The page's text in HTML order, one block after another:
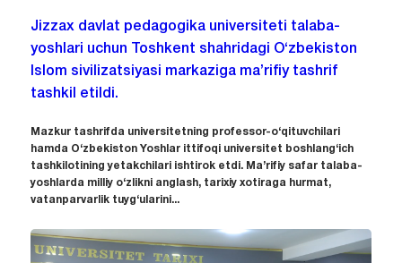
Jizzax davlat pedagogika universiteti talaba-
yoshlari uchun Toshkent shahridagi O‘zbekiston
Islom sivilizatsiyasi markaziga ma’rifiy tashrif
tashkil etildi.
Mazkur tashrifda universitetning professor-o‘qituvchilari
hamda O‘zbekiston Yoshlar ittifoqi universitet boshlang‘ich
tashkilotining yetakchilari ishtirok etdi. Ma’rifiy safar talaba-
yoshlarda milliy o‘zlikni anglash, tarixiy xotiraga hurmat,
vatanparvarlik tuyg‘ularini...